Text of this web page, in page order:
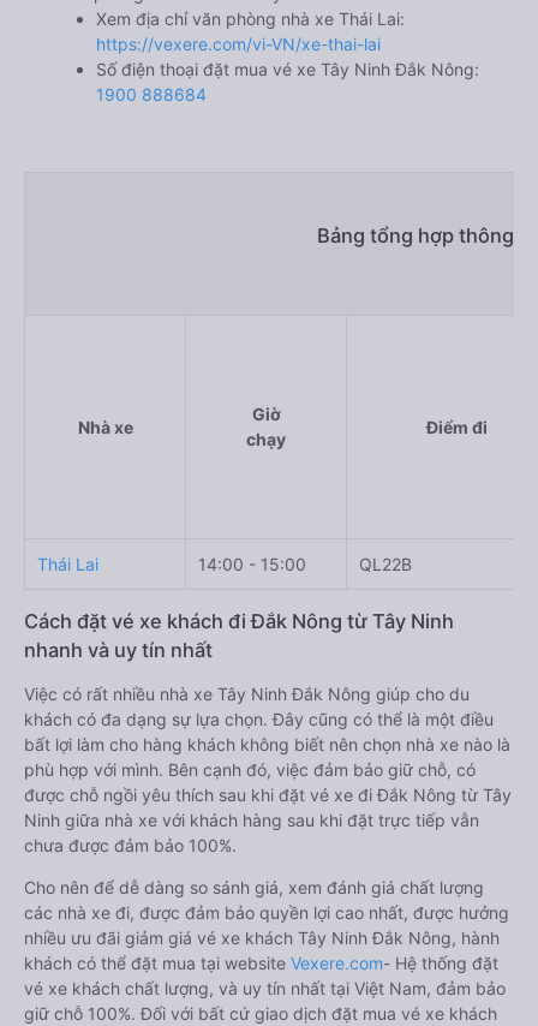
Xem địa chỉ văn phòng nhà xe Thái Lai:
https://vexere.com/vi-VN/xe-thai-lai
Số điện thoại đặt mua vé xe Tây Ninh Đắk Nông:
1900 888684
Bảng tổng hợp thông
Nhà xe
Giờ
chạy
Điểm đi
Thái Lai 14:00 - 15:00 QL22B
Cách đặt vé xe khách đi Đắk Nông từ Tây Ninh
nhanh và uy tín nhất
Việc có rất nhiều nhà xe Tây Ninh Đắk Nông giúp cho du
khách có đa dạng sự lựa chọn. Đây cũng có thể là một điều
bất lợi làm cho hàng khách không biết nên chọn nhà xe nào là
phù hợp với mình. Bên cạnh đó, việc đảm bảo giữ chỗ, có
được chỗ ngồi yêu thích sau khi đặt vé xe đi Đắk Nông từ Tây
Ninh giữa nhà xe với khách hàng sau khi đặt trực tiếp vẫn
chưa được đảm bảo 100%.
Cho nên để dễ dàng so sánh giá, xem đánh giá chất lượng
các nhà xe đi, được đảm bảo quyền lợi cao nhất, được hưởng
nhiều ưu đãi giảm giá vé xe khách Tây Ninh Đắk Nông, hành
khách có thể đặt mua tại website Vexere.com- Hệ thống đặt
vé xe khách chất lượng, và uy tín nhất tại Việt Nam, đảm bảo
giữ chỗ 100%. Đối với bất cứ giao dịch đặt mua vé xe khách